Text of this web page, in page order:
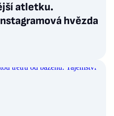
atletku.
hvězda